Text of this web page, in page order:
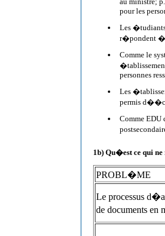
pour les
Les �tudiants
r�pondent �
Comme le
personnes
Les
permis
Comme EDU
1b) Qu�est ce qui ne
PROBL�ME
Le processus
de documents